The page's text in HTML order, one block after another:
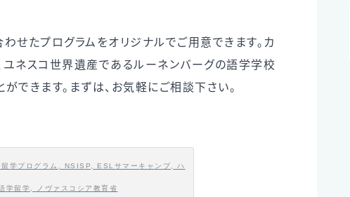
せたプログラムをオリジナルでご用意できます。カ
ユネスコ世界遺産であるルーネンバーグの語学学校
できます。まずは、お気軽にご相談下さい。